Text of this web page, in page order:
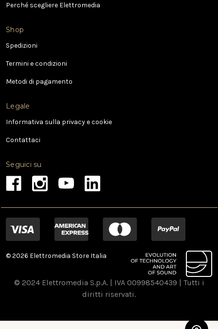
z
e
m
i
l
Perché scegliere Elettromedia
Shop
Spedizioni
Termini e condizioni
Metodi di pagamento
Legale
Informativa sulla privacy e cookie
Contattaci
Seguici su
© 2026 Elettromedia Store Italia
© 2024 Elettromedia S.p.A. | IVA 00998540439 | Tutti i
diritti riservati.